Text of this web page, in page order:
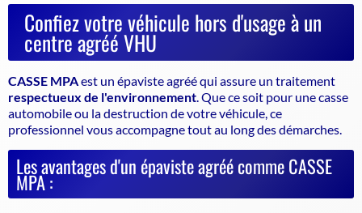
Confiez votre véhicule hors d'usage à un
centre agréé VHU
CASSE MPAest un épaviste agrééqui assure un traitement
respectueux de l'environnement . Que ce soit pour une casse
automobile ou la destruction de votre véhicule, ce
professionnel vous accompagne tout au long des démarches.
Les avantages d'un épaviste agréé comme CASSE
MPA :